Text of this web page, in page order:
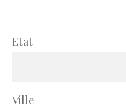
Etat
Ville